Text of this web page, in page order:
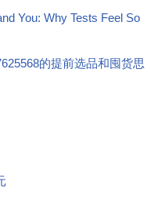
You: Why Tests Feel So
的提前选品和囤货思